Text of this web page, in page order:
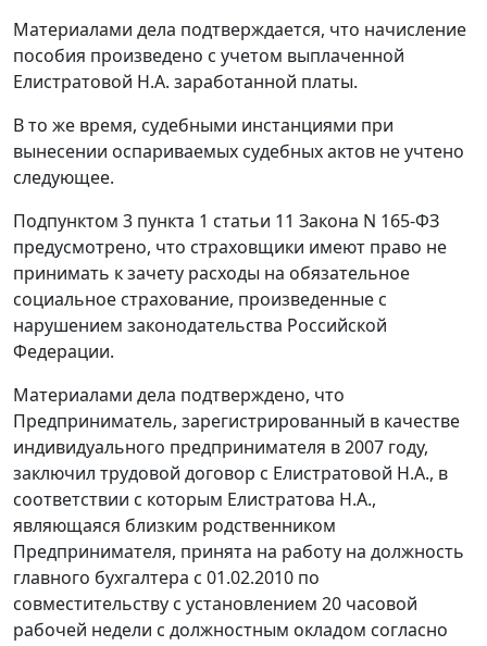
Материалами дела подтверждается, что начисление
пособия произведено с учетом выплаченной
Елистратовой Н.А. заработанной платы.
В то же время, судебными инстанциями при
вынесении оспариваемых судебных актов не учтено
следующее.
Подпунктом 3 пункта 1 статьи 11 Закона N 165-ФЗ
предусмотрено, что страховщики имеют право не
принимать к зачету расходы на обязательное
социальное страхование, произведенные с
нарушением законодательства Российской
Федерации.
Материалами дела подтверждено, что
Предприниматель, зарегистрированный в качестве
индивидуального предпринимателя в 2007 году,
заключил трудовой договор с Елистратовой Н.А., в
соответствии с которым Елистратова Н.А.,
являющаяся близким родственником
Предпринимателя, принята на работу на должность
главного бухгалтера с 01.02.2010 по
совместительству с установлением 20 часовой
рабочей недели с должностным окладом согласно